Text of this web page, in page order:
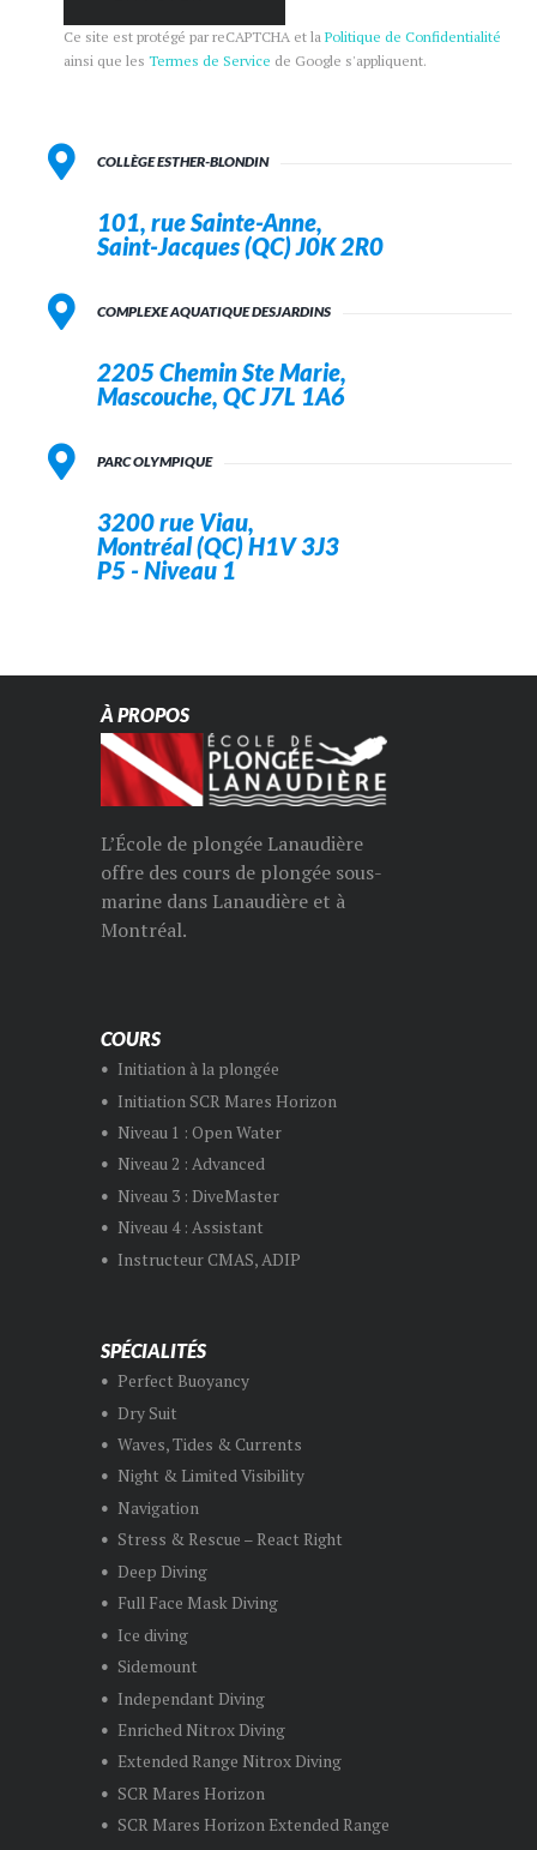
Ce site est protégé par reCAPTCHA et la Politique de Confidentialité
ainsi que les Termes de Service de Google s'appliquent.
COLLÈGE ESTHER-BLONDIN
101, rue Sainte-Anne,
Saint-Jacques (QC) J0K 2R0
COMPLEXE AQUATIQUE DESJARDINS
2205 Chemin Ste Marie,
Mascouche, QC J7L 1A6
PARC OLYMPIQUE
3200 rue Viau,
Montréal (QC) H1V 3J3
P5 - Niveau 1
À PROPOS
L’École de plongée Lanaudière
offre des cours de plongée sous-
marine dans Lanaudière et à
Montréal.
COURS
Initiation à la plongée
Initiation SCR Mares Horizon
Niveau 1 : Open Water
Niveau 2 : Advanced
Niveau 3 : DiveMaster
Niveau 4 : Assistant
Instructeur CMAS, ADIP
SPÉCIALITÉS
Perfect Buoyancy
Dry Suit
Waves, Tides & Currents
Night & Limited Visibility
Navigation
Stress & Rescue – React Right
Deep Diving
Full Face Mask Diving
Ice diving
Sidemount
Independant Diving
Enriched Nitrox Diving
Extended Range Nitrox Diving
SCR Mares Horizon
SCR Mares Horizon Extended Range